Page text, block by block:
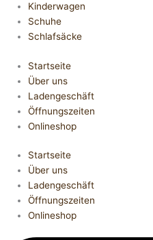
Kinderwagen
Schuhe
Schlafsäcke
Startseite
Über uns
Ladengeschäft
Öffnungszeiten
Onlineshop
Startseite
Über uns
Ladengeschäft
Öffnungszeiten
Onlineshop